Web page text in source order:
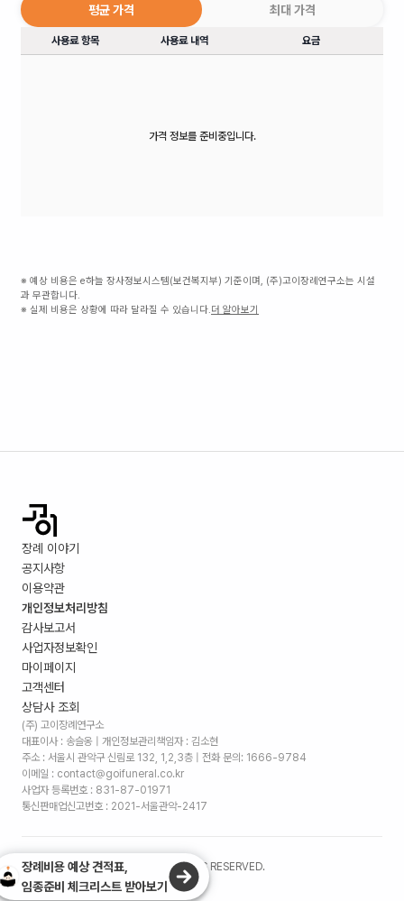
평균 가격 최대 가격
사용료 항목 사용료 내역 요금
가격 정보를 준비중입니다.
※ 예상 비용은 e하늘 장사정보시스템(보건복지부) 기준이며, (주)고이장례연구소는 시설
과 무관합니다.
※ 실제 비용은 상황에 따라 달라질 수 있습니다.더 알아보기
장례 이야기
공지사항
이용약관
개인정보처리방침
감사보고서
사업자정보확인
마이페이지
고객센터
상담사 조회
(주) 고이장례연구소
대표이사 : 송슬옹 | 개인정보관리책임자 : 김소현
주소 : 서울시 관악구 신림로 132, 1,2,3층 | 전화 문의: 1666-9784
이메일 : contact@goifuneral.co.kr
사업자 등록번호 : 831-87-01971
통신판매업신고번호 : 2021-서울관악-2417
©2026. (주)고이장례연구소 ALL RIGHTS RESERVED.
장례비용 예상 견적표,
임종준비 체크리스트 받아보기